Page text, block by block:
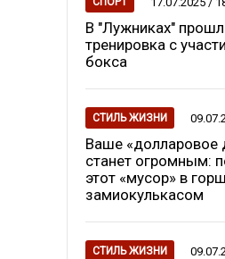
В "Лужниках"
тренировка с
бокса
СТИЛЬ ЖИЗНИ
Ваше «долларовое
станет огромным:
этот «мусор» в
замиокулькасом
СТИЛЬ ЖИЗНИ